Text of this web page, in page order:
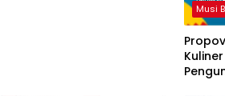
Musi